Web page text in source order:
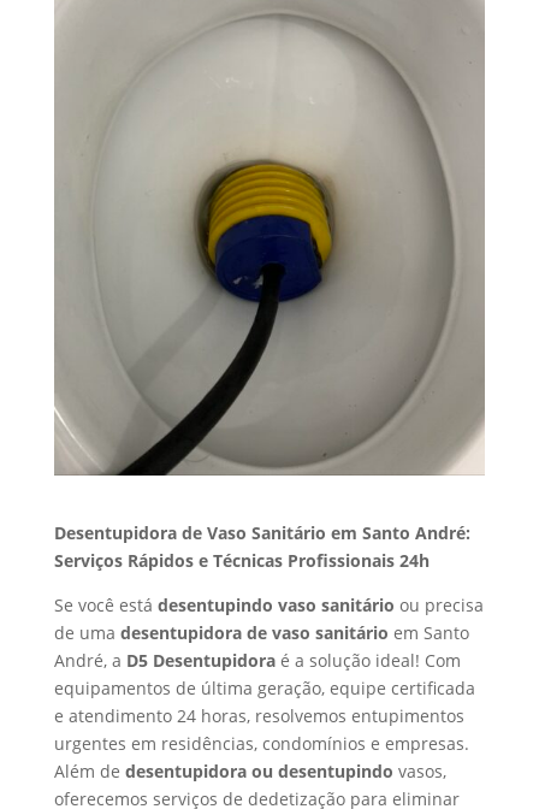
Desentupidora de Vaso Sanitário em Santo André:
Serviços Rápidos e Técnicas Profissionais 24h
Se você está desentupindo vaso sanitário ou precisa
de uma desentupidora de vaso sanitário em Santo
André, a D5 Desentupidoraé a solução ideal! Com
equipamentos de última geração, equipe certificada
e atendimento 24 horas, resolvemos entupimentos
urgentes em residências, condomínios e empresas.
Além de desentupidora ou desentupindo vasos,
oferecemos serviços de dedetização para eliminar